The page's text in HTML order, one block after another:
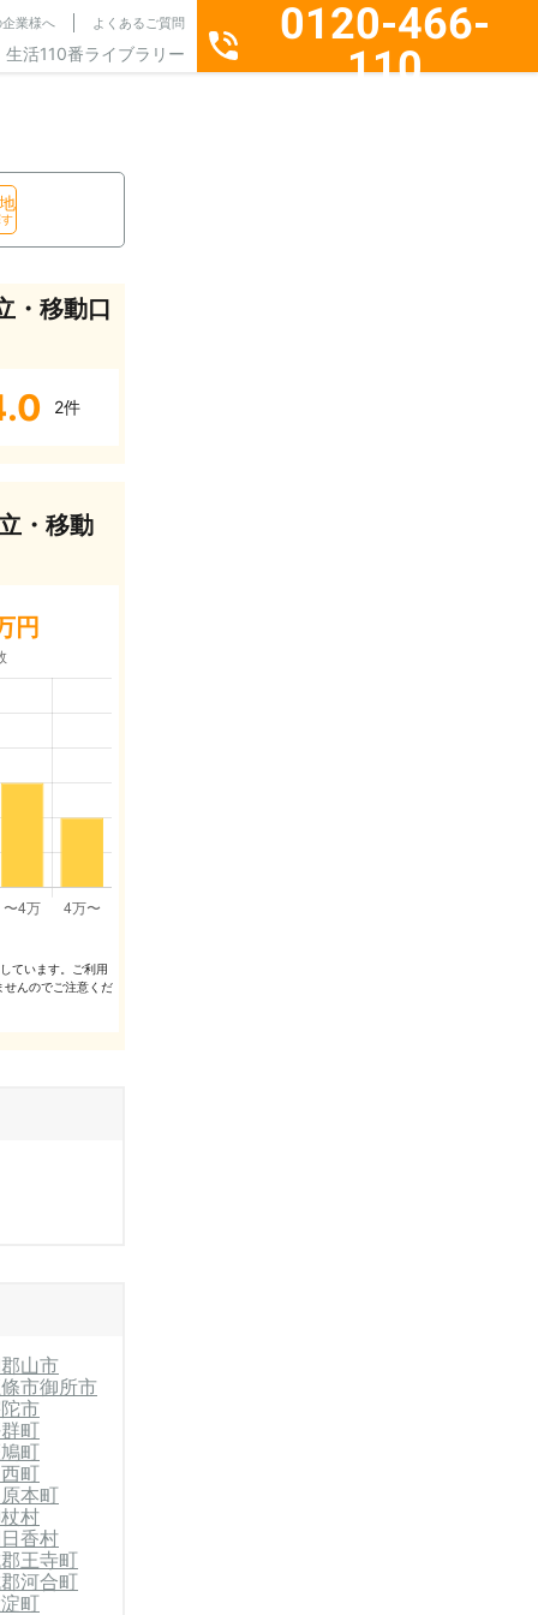
業様へ よくあるご質問
生活110番ライブラリー
0120-466-
110
・移動口
2件
・移動
円
ています。ご利⽤
せんのでご注意くだ
山市
市御所市
市
町
町
町
本町
村
香村
王寺町
河合町
町